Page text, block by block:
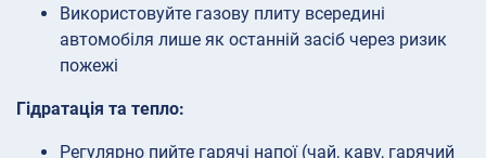
Використовуйте газову плиту всередині
автомобіля лише як останній засіб через ризик
пожежі
Гідратація та тепло:
Регулярно пийте гарячі напої (чай, каву, гарячий